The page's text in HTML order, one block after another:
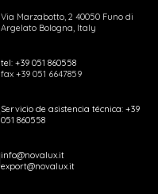
Via Marzabotto, 2 40050 Funo di
Argelato Bologna, Italy
tel: +39 051 860558
fax +39 051 6647859
Servicio de asistencia técnica: +39
051 860558
info@novalux.it
export@novalux.it